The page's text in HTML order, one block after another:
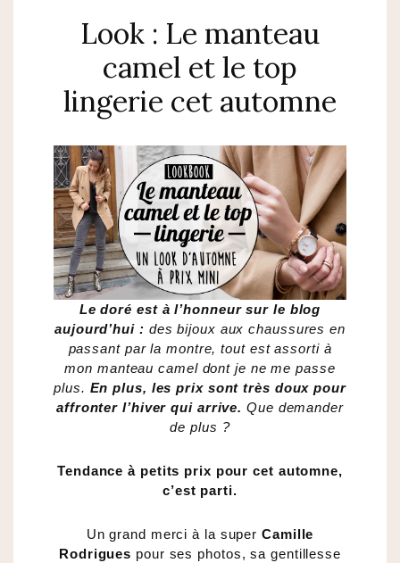
Look : Le manteau
camel et le top
lingerie cet automne
Le doré est à l’honneur sur le blog
aujourd’hui : des bijoux aux chaussures en
passant par la montre, tout est assorti à
mon manteau camel dont je ne me passe
plus. En plus, les prix sont très doux pour
affronter l’hiver qui arrive.Que demander
de plus ?
Tendance à petits prix pour cet automne,
c’est parti.
Un grand merci à la superCamille
Rodrigues pour ses photos, sa gentillesse